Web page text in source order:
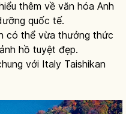
thêm về văn hóa Anh
quốc tế.
có thể vừa thưởng thức
hồ tuyệt đẹp.
với Italy Taishikan